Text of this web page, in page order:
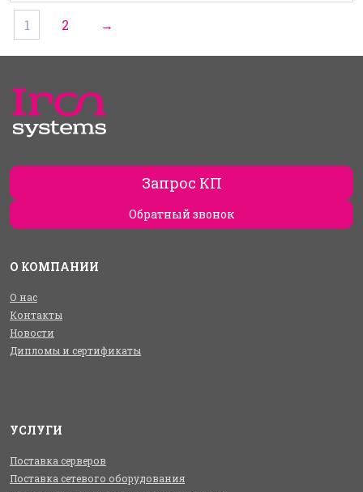
1 2 →
Запрос КП
Обратный звонок
О КОМПАНИИ
О нас
Контакты
Новости
Дипломы и сертификаты
УСЛУГИ
Поставка серверов
Поставка сетевого оборудования